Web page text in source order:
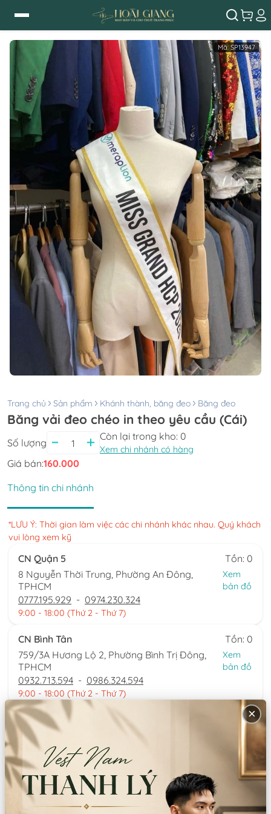
Mã:SP13947
Trang chủ Sản phẩm Khánh thành, băng đeo Băng đeo
Băng vải đeo chéo in theo yêu cầu (Cái)
Số lượng
Còn lại trong kho: 0
Xem chi nhánh có hàng
Giá bán:160.000
Thông tin chi nhánh
*LƯU Ý: Thời gian làm việc các chi nhánh khác nhau. Quý khách
vui lòng xem kỹ
CN Quận 5
Tồn: 0
8 Nguyễn Thời Trung, Phường An Đông,
TPHCM
Xem
bản đồ
0777.195.929 - 0974.230.324
9:00 - 18:00 (Thứ 2 - Thứ 7)
CN Bình Tân
Tồn: 0
759/3A Hương Lộ 2, Phường Bình Trị Đông,
TPHCM
Xem
bản đồ
0932.713.594 - 0986.324.594
9:00 - 18:00 (Thứ 2 - Thứ 7)
CN Bình Thạnh
Tồn: 0
58/6 Tân Cảng, Phường Thạnh Mỹ Tây,
TPHCM
bản đồ
086.7474.247 086.8644.086
9:00 - 18:00 (Thứ 2 - Chủ nhật)
×